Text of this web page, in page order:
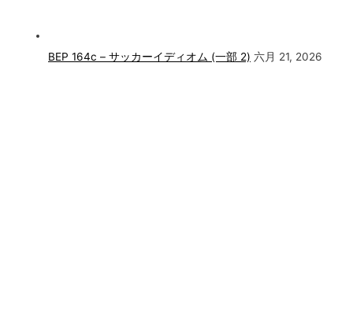
BEP 164c – サッカーイディオム (一部 2) 六月 21, 2026